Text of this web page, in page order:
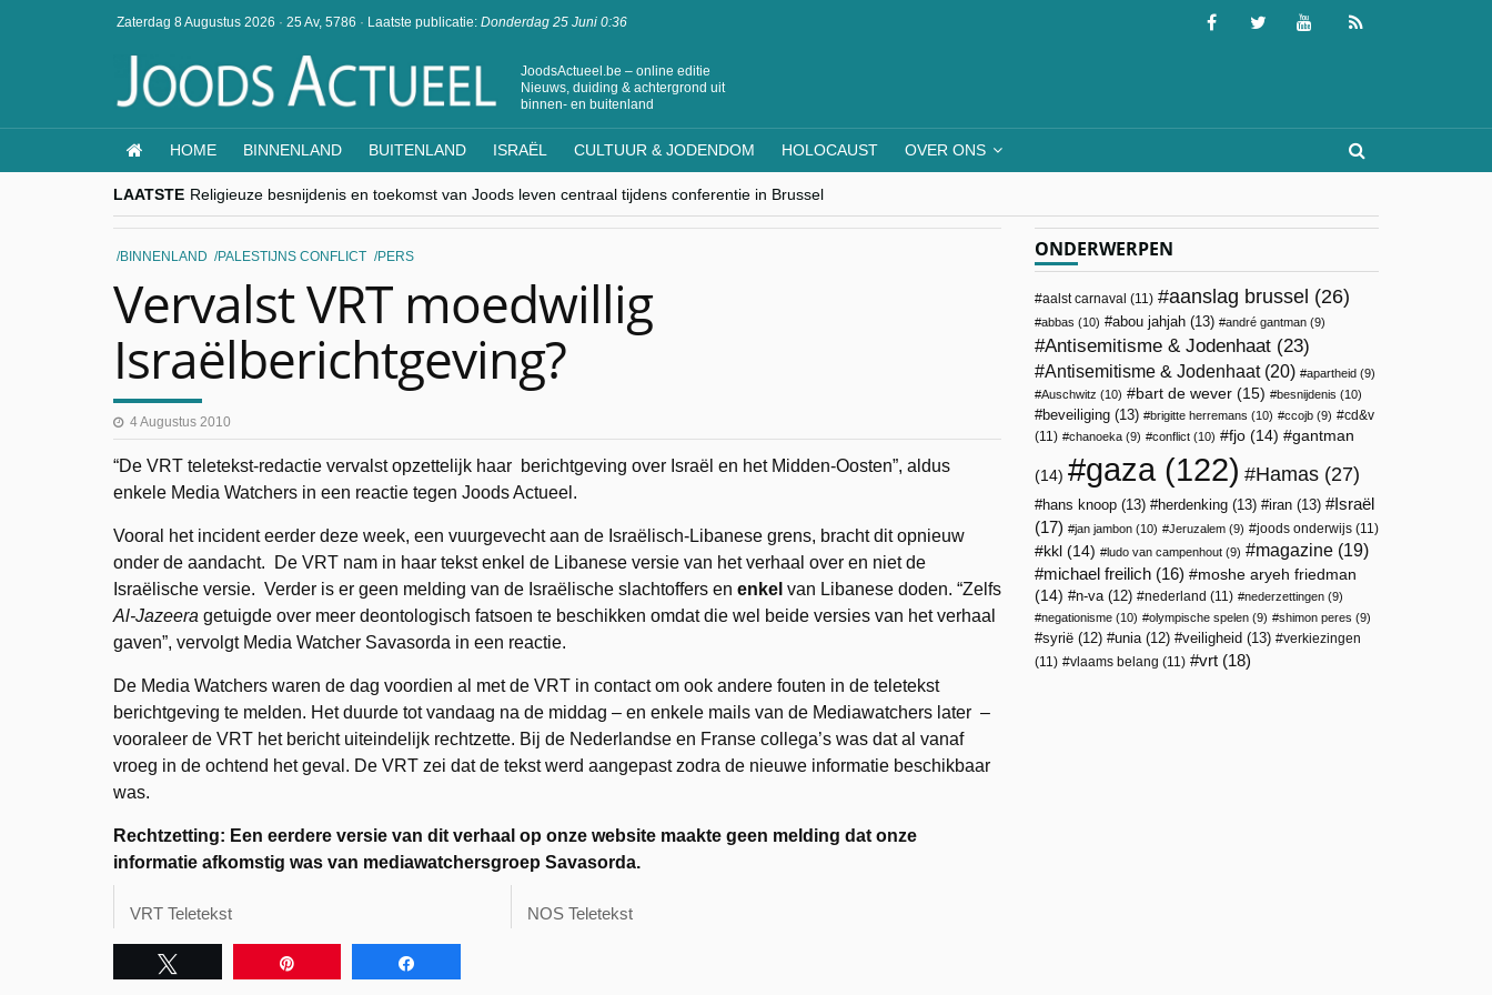
Zaterdag 8 Augustus 2026 · 25 Av, 5786 · Laatste publicatie: Donderdag 25 Juni 0:36
JoodsActueel.be – online editie
Nieuws, duiding & achtergrond uit
binnen- en buitenland
HOME BINNENLAND BUITENLAND ISRAËL CULTUUR & JODENDOM HOLOCAUST OVER ONS
LAATSTE Religieuze besnijdenis en toekomst van Joods leven centraal tijdens conferentie in Brussel
“Besnijdenisdebat toont hoe moeilijk seculiere Westen minderheden begrijpt”, Jinnih Beels (Vooruit)
CITYTRIP | ROEMENIË – Boekarest: de verrassing van Oost-Europa
“Vandaag zit elke Jood in België op de beklaagdenbank”
BINNENLAND PALESTIJNS CONFLICT PERS
Vervalst VRT moedwillig
Israëlberichtgeving?
4 Augustus 2010
“De VRT teletekst-redactie vervalst opzettelijk haar berichtgeving over Israël en het Midden-Oosten”, aldus
enkele Media Watchers in een reactie tegen Joods Actueel.
Vooral het incident eerder deze week, een vuurgevecht aan de Israëlisch-Libanese grens, bracht dit opnieuw
onder de aandacht. De VRT nam in haar tekst enkel de Libanese versie van het verhaal over en niet de
Israëlische versie. Verder is er geen melding van de Israëlische slachtoffers en enkel van Libanese doden. “Zelfs
Al-Jazeera getuigde over meer deontologisch fatsoen te beschikken omdat die wel beide versies van het verhaal
gaven”, vervolgt Media Watcher Savasorda in een reactie.
De Media Watchers waren de dag voordien al met de VRT in contact om ook andere fouten in de teletekst
berichtgeving te melden. Het duurde tot vandaag na de middag – en enkele mails van de Mediawatchers later –
vooraleer de VRT het bericht uiteindelijk rechtzette. Bij de Nederlandse en Franse collega’s was dat al vanaf
vroeg in de ochtend het geval. De VRT zei dat de tekst werd aangepast zodra de nieuwe informatie beschikbaar
was.
Rechtzetting: Een eerdere versie van dit verhaal op onze website maakte geen melding dat onze
informatie afkomstig was van mediawatchersgroep Savasorda.
VRT Teletekst NOS Teletekst
ONDERWERPEN
aalst carnaval (11) aanslag brussel (26)
abbas (10) abou jahjah (13) andré gantman (9)
Antisemitisme & Jodenhaat (23)
Antisemitisme & Jodenhaat(20) apartheid (9)
Auschwitz (10) bart de wever (15) besnijdenis (10)
beveiliging (13) brigitte herremans (10) ccojb (9)
cd&v
(11)
chanoeka (9) conflict (10) fjo (14) gantman
(14) gaza(122) Hamas (27)
hans knoop (13) herdenking (13) iran (13)
Israël
(17)
jan jambon (10) Jeruzalem (9) joods onderwijs (11)
kkl (14) ludo van campenhout (9) magazine (19)
michael freilich (16)
moshe aryeh friedman
(14)
n-va(12) nederland (11) nederzettingen (9)
negationisme (10) olympische spelen (9) shimon peres (9)
syrië (12) unia(12) veiligheid (13)
verkiezingen
(11)
vlaams belang (11) vrt (18)